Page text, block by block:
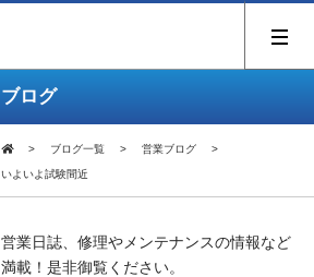
ブログ
ブログ一覧 営業ブログ
いよいよ試験間近
営業日誌、修理やメンテナンスの情報など
満載！是非御覧ください。